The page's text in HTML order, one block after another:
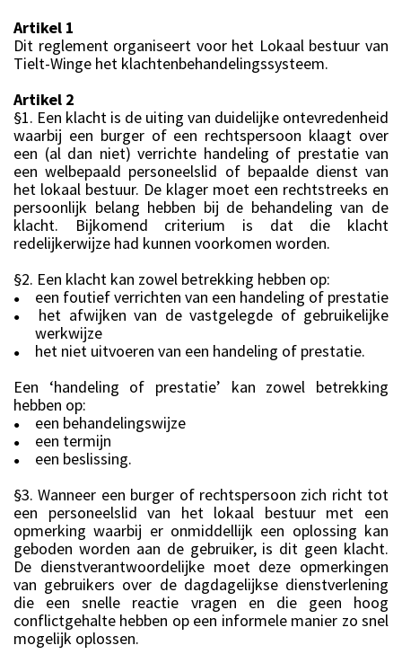
Artikel 1
Dit reglement organiseert voor het Lokaal bestuur van
Tielt-Winge het klachtenbehandelingssysteem.
Artikel 2
§1. Een klacht is de uiting van duidelijke ontevredenheid
waarbij een burger of een rechtspersoon klaagt over
een (al dan niet) verrichte handeling of prestatie van
een welbepaald personeelslid of bepaalde dienst van
het lokaal bestuur. De klager moet een rechtstreeks en
persoonlijk belang hebben bij de behandeling van de
klacht. Bijkomend criterium is dat die klacht
redelijkerwijze had kunnen voorkomen worden.
§2. Een klacht kan zowel betrekking hebben op:
● een foutief verrichten van een handeling of prestatie
●
het afwijken van de vastgelegde of gebruikelijke
werkwijze
●
het niet uitvoeren van een handeling of prestatie.
Een ‘handeling of prestatie’ kan zowel betrekking
hebben op:
● een behandelingswijze
● een termijn
●
een beslissing.
§3. Wanneer een burger of rechtspersoon zich richt tot
een personeelslid van het lokaal bestuur met een
opmerking waarbij er onmiddellijk een oplossing kan
geboden worden aan de gebruiker, is dit geen klacht.
De dienstverantwoordelijke moet deze opmerkingen
van gebruikers over de dagdagelijkse dienstverlening
die een snelle reactie vragen en die geen hoog
conflictgehalte hebben op een informele manier zo snel
mogelijk oplossen.